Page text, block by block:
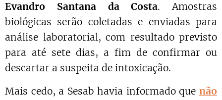
Evandro Santana da Costa. Amostras
biológicas serão coletadas e enviadas para
análise laboratorial, com resultado previsto
para até sete dias, a fim de confirmar ou
descartar a suspeita de intoxicação.
Mais cedo, a Sesab havia informado que não